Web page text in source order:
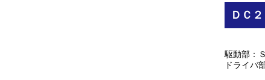
ＤＣ
駆動部：
ドライバ